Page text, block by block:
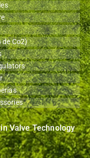
de Co2)
Valve Technology